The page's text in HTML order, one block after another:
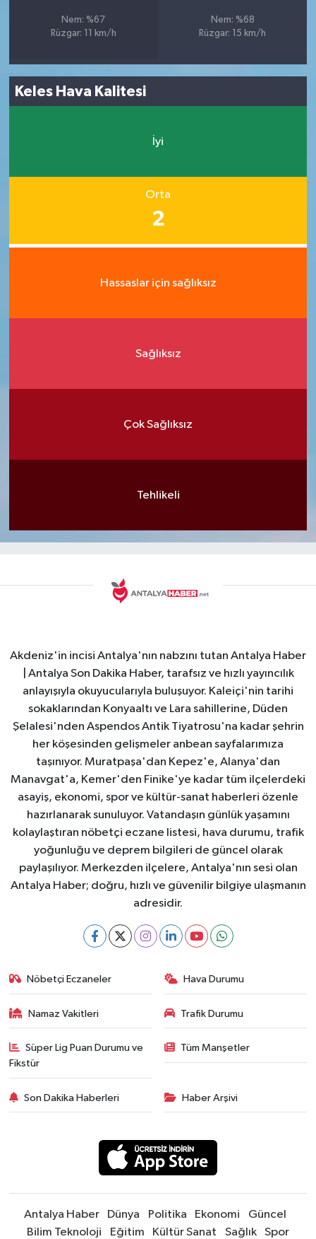
Nem: %67
Rüzgar: 11 km/h
Nem: %68
Rüzgar: 15 km/h
Keles Hava Kalitesi
İyi
Orta
2
Hassaslar için sağlıksız
Sağlıksız
Çok Sağlıksız
Tehlikeli
Akdeniz'in incisi Antalya'nın nabzını tutan Antalya Haber
| Antalya Son Dakika Haber, tarafsız ve hızlı yayıncılık
anlayışıyla okuyucularıyla buluşuyor. Kaleiçi'nin tarihi
sokaklarından Konyaaltı ve Lara sahillerine, Düden
Şelalesi'nden Aspendos Antik Tiyatrosu'na kadar şehrin
her köşesinden gelişmeler anbean sayfalarımıza
taşınıyor. Muratpaşa'dan Kepez'e, Alanya'dan
Manavgat'a, Kemer'den Finike'ye kadar tüm ilçelerdeki
asayiş, ekonomi, spor ve kültür-sanat haberleri özenle
hazırlanarak sunuluyor. Vatandaşın günlük yaşamını
kolaylaştıran nöbetçi eczane listesi, hava durumu, trafik
yoğunluğu ve deprem bilgileri de güncel olarak
paylaşılıyor. Merkezden ilçelere, Antalya'nın sesi olan
Antalya Haber; doğru, hızlı ve güvenilir bilgiye ulaşmanın
adresidir.
Nöbetçi Eczaneler Hava Durumu
Namaz Vakitleri Trafik Durumu
Süper Lig Puan Durumu ve
Fikstür
Tüm Manşetler
Son Dakika Haberleri Haber Arşivi
Antalya Haber Dünya Politika Ekonomi
Güncel
Bilim Teknoloji
Eğitim Kültür Sanat Sağlık Spor